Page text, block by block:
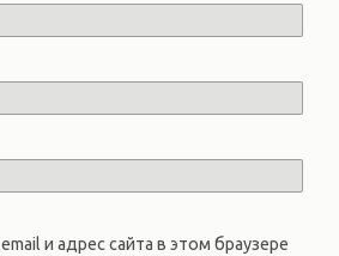
и адрес сайта в этом браузере